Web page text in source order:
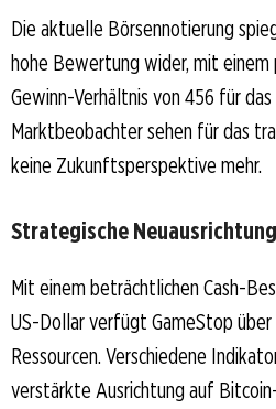
Die aktuelle Börsennotierung
hohe Bewertung wider, mit
Gewinn-Verhältnis von 456 für
Marktbeobachter sehen für das
keine Zukunftsperspektive mehr.
Strategische
Mit einem beträchtlichen Cash-
US-Dollar verfügt GameStop
Ressourcen. Verschiedene
verstärkte Ausrichtung auf